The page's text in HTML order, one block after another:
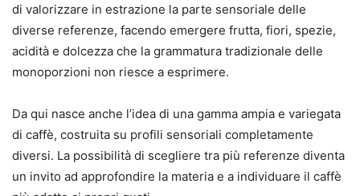
di valorizzare in estrazione la parte sensoriale delle
diverse referenze, facendo emergere frutta, fiori, spezie,
acidità e dolcezza che la grammatura tradizionale delle
monoporzioni non riesce a esprimere.
Da qui nasce anche l’idea di una gamma ampia e variegata
di caffè, costruita su profili sensoriali completamente
diversi. La possibilità di scegliere tra più referenze diventa
un invito ad approfondire la materia e a individuare il caffè